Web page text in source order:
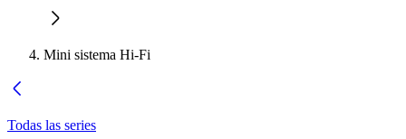
Mini sistema Hi-Fi
Todas las series